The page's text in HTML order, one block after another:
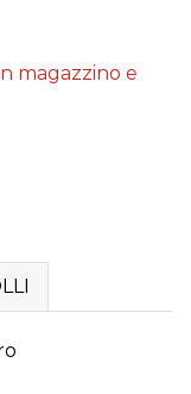
magazzino e